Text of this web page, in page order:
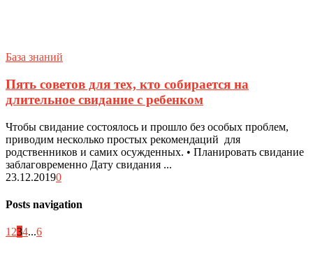
База знаний
Пять советов для тех, кто собирается на
длительное свидание с ребенком
Чтобы свидание состоялось и прошло без особых проблем,
приводим несколько простых рекомендаций для
родственников и самих осужденных. • Планировать свидание
заблаговременно Дату свидания ...
23.12.20190
Posts navigation
1 234...6